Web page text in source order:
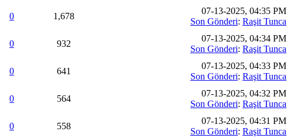
0 1,678
07-13-2025, 04:35 PM
Son Gönderi: Raşit Tunca
0 932
07-13-2025, 04:34 PM
Son Gönderi: Raşit Tunca
0 641
07-13-2025, 04:33 PM
Son Gönderi: Raşit Tunca
0 564
07-13-2025, 04:32 PM
Son Gönderi: Raşit Tunca
0 558
07-13-2025, 04:31 PM
Son Gönderi: Raşit Tunca